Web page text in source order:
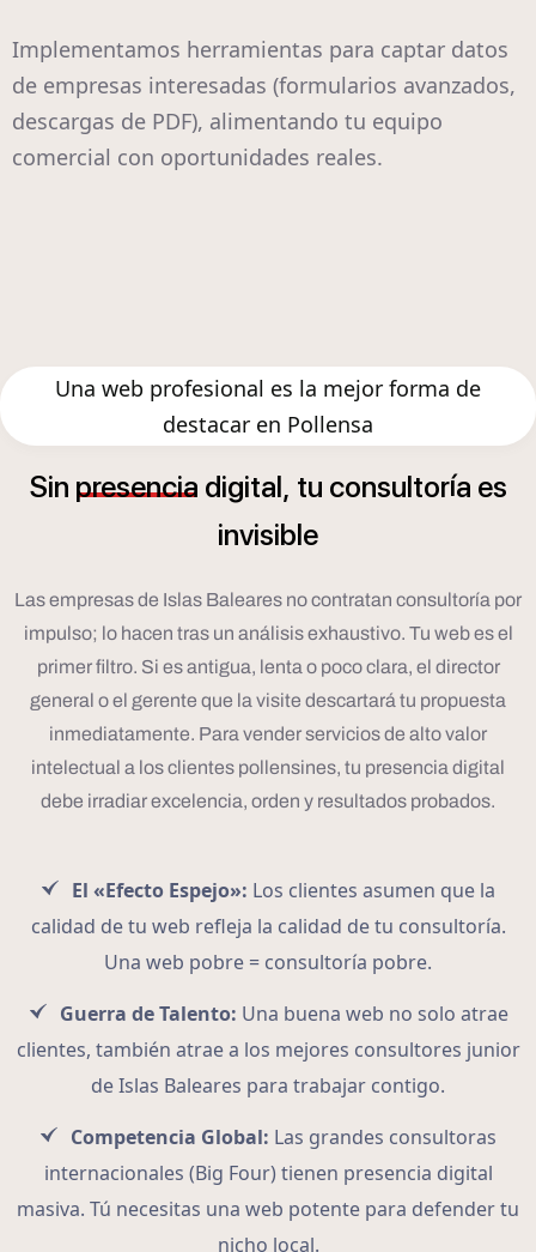
Implementamos herramientas para captar datos
de empresas interesadas (formularios avanzados,
descargas de PDF), alimentando tu equipo
comercial con oportunidades reales.
Una web profesional es la mejor forma de
destacar en Pollensa
Sin presencia digital, tu consultoría es
invisible
Las empresas de Islas Baleares no contratan consultoría por
impulso; lo hacen tras un análisis exhaustivo. Tu web es el
primer filtro. Si es antigua, lenta o poco clara, el director
general o el gerente que la visite descartará tu propuesta
inmediatamente. Para vender servicios de alto valor
intelectual a los clientes pollensines, tu presencia digital
debe irradiar excelencia, orden y resultados probados.
El «Efecto Espejo»: Los clientes asumen que la
calidad de tu web refleja la calidad de tu consultoría.
Una web pobre = consultoría pobre.
Guerra de Talento: Una buena web no solo atrae
clientes, también atrae a los mejores consultores junior
de Islas Baleares para trabajar contigo.
Competencia Global: Las grandes consultoras
internacionales (Big Four) tienen presencia digital
masiva. Tú necesitas una web potente para defender tu
nicho local.